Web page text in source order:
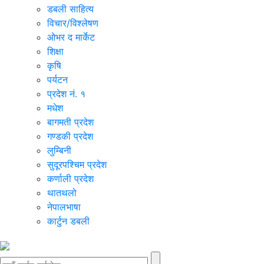
डबली साहित्य
विचार/विश्‍लेषण
ओभर द मार्केट
शिक्षा
कृषि
पर्यटन
प्रदेश नं. १
मधेश
बागमती प्रदेश
गण्डकी प्रदेश
लुम्बिनी
सुदूरपश्चिम प्रदेश
कर्णाली प्रदेश
थातथलो
नेपालभाषा
कार्टुन डबली